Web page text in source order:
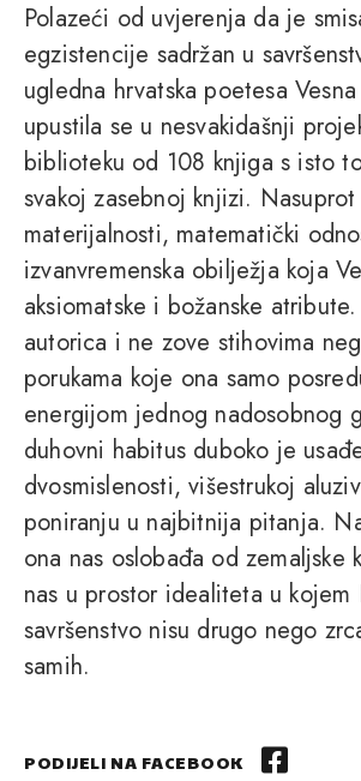
Polazeći od uvjerenja da je
egzistencije sadržan u
ugledna hrvatska poetesa
upustila se u nesvakidašnji
biblioteku od 108 knjiga s isto
svakoj zasebnoj knjizi.
materijalnosti, matematički
izvanvremenska obilježja koja
aksiomatske i božanske
autorica i ne zove stihovima
porukama koje ona samo
energijom jednog nadosobnog
duhovni habitus duboko je
dvosmislenosti, višestrukoj
poniranju u najbitnija pitanja.
ona nas oslobađa od zemaljske
nas u prostor idealiteta u kojem
savršenstvo nisu drugo nego
samih.
PODIJELI NA FACEBOOK